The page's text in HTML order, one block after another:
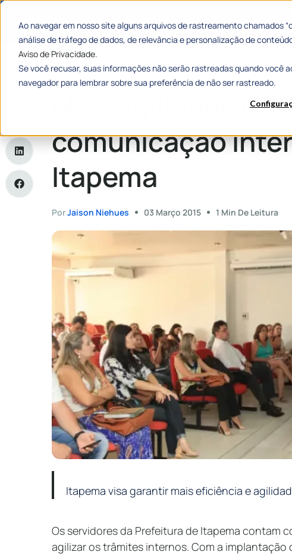
Ao navegar em nosso site alguns arquivos de rastreamento chamados
análise de tráfego de dados, de relevância e personalização de
Aviso de Privacidade.
Se você recusar, suas informações não serão rastreadas quando você
navegador para lembrar sobre sua preferência de não ser rastreado.
Categorias Histórias de
Home»Mais agilidade na comunicação interna em Itapema
Mais agilidade na
comunicação
Itapema
PorJaison Niehues 03 Março 2015 1 Min De Leitura
Itapema visa garantir mais eficiência e
Os servidores da Prefeitura de Itapema contam
agilizar os trâmites internos. Com a implantação